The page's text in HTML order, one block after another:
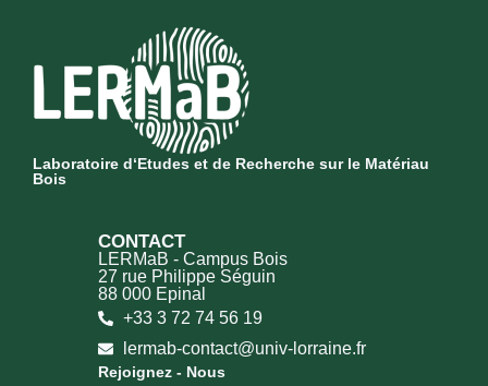
Laboratoire d‘Etudes et de Recherche sur le Matériau
Bois
CONTACT
LERMaB - Campus Bois
27 rue Philippe Séguin
88 000 Epinal
+33 3 72 74 56 19
lermab-contact@univ-lorraine.fr
Rejoignez - Nous